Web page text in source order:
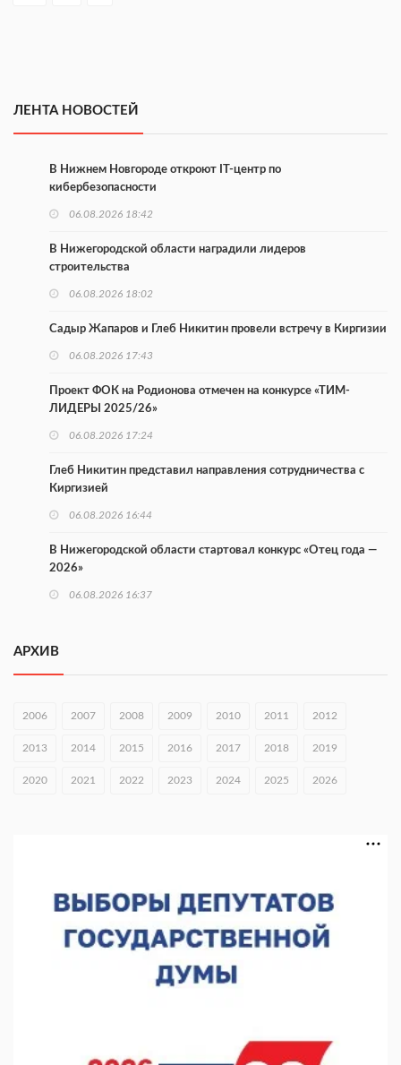
ЛЕНТА НОВОСТЕЙ
В Нижнем Новгороде откроют IT-центр по
кибербезопасности
06.08.2026 18:42
В Нижегородской области наградили лидеров
строительства
06.08.2026 18:02
Садыр Жапаров и Глеб Никитин провели встречу в Киргизии
06.08.2026 17:43
Проект ФОК на Родионова отмечен на конкурсе «ТИМ-
ЛИДЕРЫ 2025/26»
06.08.2026 17:24
Глеб Никитин представил направления сотрудничества с
Киргизией
06.08.2026 16:44
В Нижегородской области стартовал конкурс «Отец года —
2026»
06.08.2026 16:37
раза
06.08.2026 15:26
Видели ночь, бежали всю ночь... На Нижневолжской
набережной прошел необычный забег
АРХИВ
2006 2007 2008 2009 2010 2011 2012
2013 2014 2015 2016 2017 2018 2019
2020 2021 2022 2023 2024 2025 2026